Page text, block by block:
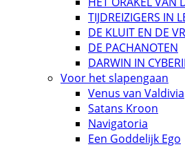
TIJDREIZIGERS IN
DE KLUIT EN DE
DE PACHANOTEN
DARWIN IN
Voor het slapengaan
Venus van Valdivia
Satans Kroon
Navigatoria
Een Goddelijk Ego